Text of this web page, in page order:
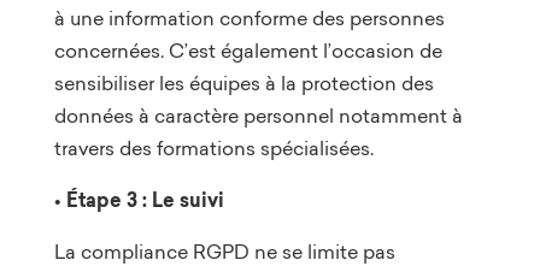
à une information conforme des personnes
concernées. C’est également l’occasion de
sensibiliser les équipes à la protection des
données à caractère personnel notamment à
travers des formations spécialisées.
• Étape 3 : Le suivi
La compliance RGPD ne se limite pas